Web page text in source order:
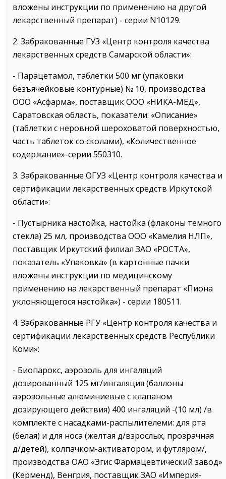
вложены инструкции по применению на другой
лекарственный препарат) - серии N10129.
2. Забракованные ГУЗ «Центр контроля качества
лекарственных средств Самарской области»:
- Парацетамол, таблетки 500 мг (упаковки
безъячейковые контурные) № 10, производства
ООО «Асфарма», поставщик ООО «НИКА-МЕД»,
Саратовская область, показатели: «Описание»
(таблетки с неровной шероховатой поверхностью,
часть таблеток со сколами), «Количественное
содержание»-серии 550310.
3. Забракованные ОГУЗ «Центр контроля качества и
сертификации лекарственных средств Иркутской
области»:
- Пустырника настойка, настойка (флаконы темного
стекла) 25 мл, производства ООО «Камелия НЛП»,
поставщик Иркутский филиал ЗАО «РОСТА»,
показатель «Упаковка» (в картонные пачки
вложены инструкции по медицинскому
применению на лекарственный препарат «Пиона
уклоняющегося настойка») - серии 180511.
4. Забракованные РГУ «Центр контроля качества и
сертификации лекарственных средств Республики
Коми»:
- Биопарокс, аэрозоль для ингаляций
дозированный 125 мг/ингаляция (баллоны
аэрозольные алюминиевые с клапаном
дозирующего действия) 400 ингаляций -(10 мл) /в
комплекте с насадками-распылителеми: для рта
(белая) и для носа (желтая д/взрослых, прозрачная
д/детей), колпачком-активатором, и футляром/,
производства ОАО «Эгис Фармацевтический завод»
(Керменд), Венгрия, поставщик ЗАО «Империя-